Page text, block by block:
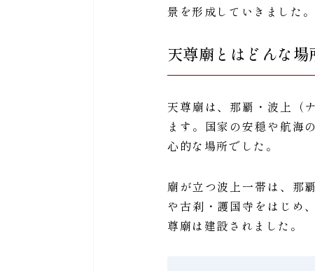
景を形成していきました。
天尊廟とはどんな場
天尊廟は、那覇・波上（
ます。国家の安穏や航海
心的な場所でした。
廟が立つ波上一帯は、那
や古刹・護国寺をはじめ
尊廟は建設されました。